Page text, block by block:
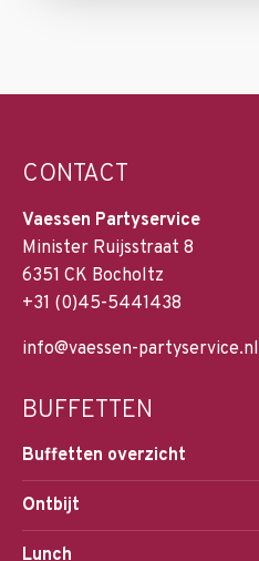
CONTACT
Vaessen Partyservice
Minister Ruijsstraat 8
6351 CK Bocholtz
+31 (0)45-5441438
info@vaessen-partyservice.nl
BUFFETTEN
Buffetten overzicht
Ontbijt
Lunch